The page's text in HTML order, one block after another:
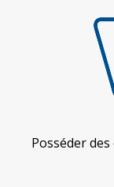
Posséder